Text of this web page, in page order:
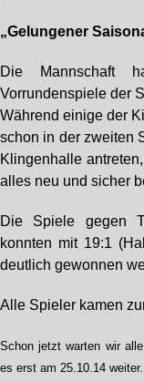
„Gelungener
Die Mannschaft
Vorrundenspiele der
Während einige der
schon in der zweiten
Klingenhalle
alles neu und sicher
Die Spiele gegen
konnten mit 19:1
deutlich gewonnen
Alle Spieler kamen
Schon jetzt warten wir
es erst am 25.10.14 weiter.